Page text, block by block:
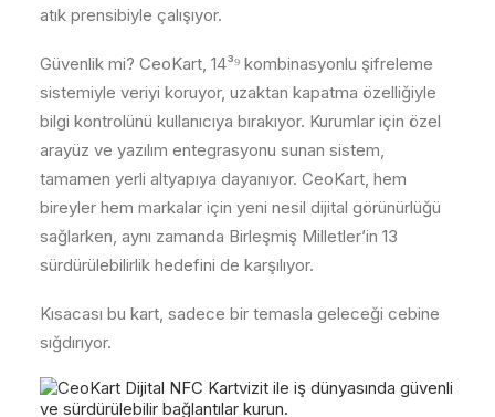
atık prensibiyle çalışıyor.
Güvenlik mi? CeoKart, 14³⁹ kombinasyonlu şifreleme
sistemiyle veriyi koruyor, uzaktan kapatma özelliğiyle
bilgi kontrolünü kullanıcıya bırakıyor. Kurumlar için özel
arayüz ve yazılım entegrasyonu sunan sistem,
tamamen yerli altyapıya dayanıyor. CeoKart, hem
bireyler hem markalar için yeni nesil dijital görünürlüğü
sağlarken, aynı zamanda Birleşmiş Milletler’in 13
sürdürülebilirlik hedefini de karşılıyor.
Kısacası bu kart, sadece bir temasla geleceği cebine
sığdırıyor.